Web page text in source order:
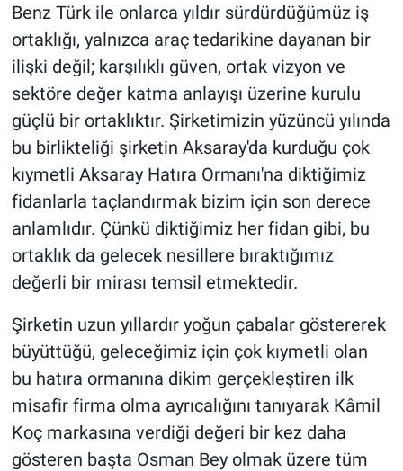
Benz Türk ile onlarca yıldır sürdürdüğümüz iş
ortaklığı, yalnızca araç tedarikine dayanan bir
ilişki değil; karşılıklı güven, ortak vizyon ve
sektöre değer katma anlayışı üzerine kurulu
güçlü bir ortaklıktır. Şirketimizin yüzüncü yılında
bu birlikteliği şirketin Aksaray'da kurduğu çok
kıymetli Aksaray Hatıra Ormanı'na diktiğimiz
fidanlarla taçlandırmak bizim için son derece
anlamlıdır. Çünkü diktiğimiz her fidan gibi, bu
ortaklık da gelecek nesillere bıraktığımız
değerli bir mirası temsil etmektedir.
Şirketin uzun yıllardır yoğun çabalar göstererek
büyüttüğü, geleceğimiz için çok kıymetli olan
bu hatıra ormanına dikim gerçekleştiren ilk
misafir firma olma ayrıcalığını tanıyarak Kâmil
Koç markasına verdiği değeri bir kez daha
gösteren başta Osman Bey olmak üzere tüm